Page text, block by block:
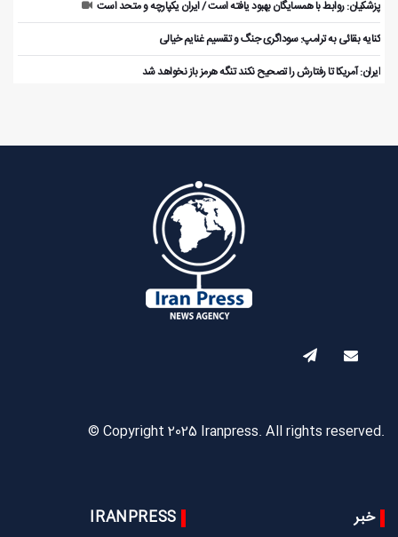
پزشکیان: روابط با همسایگان بهبود یافته است / ایران یکپارچه و متحد است
کنایه بقائی به ترامپ: سوداگری جنگ و تقسیم غنایم خیالی
ایران: آمریکا تا رفتارش را تصحیح نکند تنگه هرمز باز نخواهد شد
© Copyright 2025 Iranpress. All rights reserved.
خبر IRANPRESS